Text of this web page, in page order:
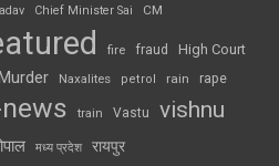
Chief Minister Sai CM
fire fraud High Court
Naxalites petrol rain rape
train Vastu vishnu
मध्य प्रदेश रायपुर